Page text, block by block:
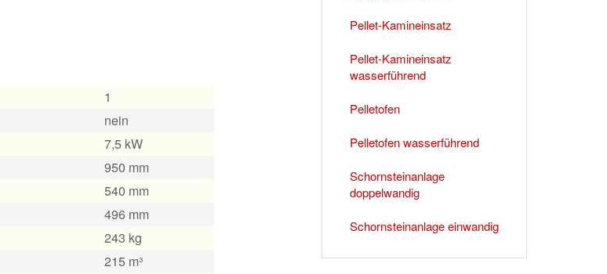
1
nein
7,5 kW
950 mm
540 mm
496 mm
243 kg
215 m³
Pellet-Kamineinsatz
Pellet-Kamineinsatz
wasserführend
Pelletofen
Pelletofen wasserführend
Schornsteinanlage
doppelwandig
Schornsteinanlage einwandig